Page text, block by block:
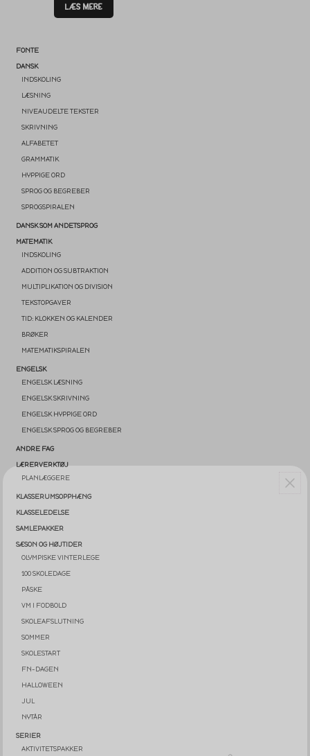
FONTE
DANSK
INDSKOLING
LÆSNING
NIVEAUDELTE TEKSTER
SKRIVNING
ALFABETET
GRAMMATIK
HYPPIGE ORD
SPROG OG BEGREBER
SPROGSPIRALEN
DANSK SOM ANDETSPROG
MATEMATIK
INDSKOLING
ADDITION OG SUBTRAKTION
MULTIPLIKATION OG DIVISION
TEKSTOPGAVER
TID: KLOKKEN OG KALENDER
BRØKER
MATEMATIKSPIRALEN
ENGELSK
ENGELSK LÆSNING
ENGELSK SKRIVNING
ENGELSK HYPPIGE ORD
ENGELSK SPROG OG BEGREBER
ANDRE FAG
LÆRERVERKTØJ
PLANLÆGGERE
KLASSERUMSOPPHÆNG
KLASSELEDELSE
SAMLEPAKKER
SÆSON OG HØJTIDER
OLYMPISKE VINTERLEGE
100 SKOLEDAGE
PÅSKE
VM I FODBOLD
SKOLEAFSLUTNING
SOMMER
SKOLESTART
FN-DAGEN
HALLOWEEN
JUL
NYTÅR
SERIER
AKTIVITETSPAKKER
LÆS MERE